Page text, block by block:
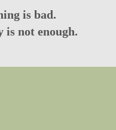
is bad.
is not enough.